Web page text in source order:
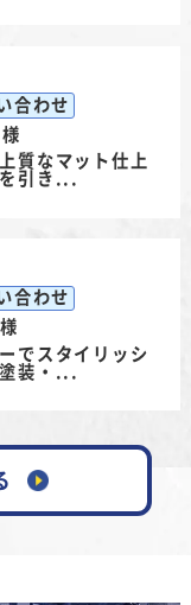
合わせ
質なマット仕上
引き...
合わせ
でスタイリッシ
装・...